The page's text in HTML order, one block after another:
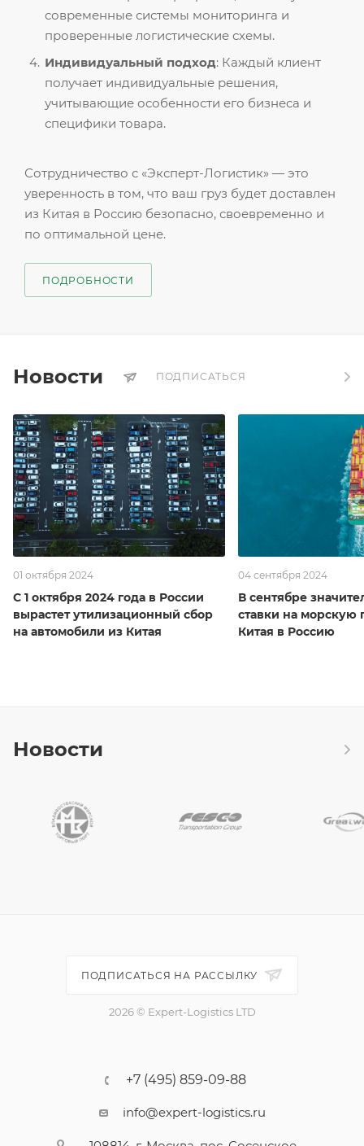
современные системы мониторинга и
проверенные логистические схемы.
Индивидуальный подход: Каждый клиент
получает индивидуальные решения,
учитывающие особенности его бизнеса и
специфики товара.
Сотрудничество с «Эксперт-Логистик» — это
уверенность в том, что ваш груз будет доставлен
из Китая в Россию безопасно, своевременно и
по оптимальной цене.
ПОДРОБНОСТИ
Новости ПОДПИСАТЬСЯ
01 октября 2024
С 1 октября 2024 года в России
вырастет утилизационный сбор
на автомобили из Китая
04 сентября 2024
В сентябре
ставки на морскую
Китая в Россию
Новости
ПОДПИСАТЬСЯ НА РАССЫЛКУ
2026 © Expert-Logistics LTD
+7 (495) 859-09-88
info@expert-logistics.ru